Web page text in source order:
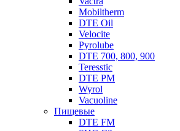
Mobiltherm
DTE Oil
Velocite
Pyrolube
DTE 700, 800, 900
Teresstic
DTE PM
Wyrol
Vacuoline
Пищевые
DTE FM